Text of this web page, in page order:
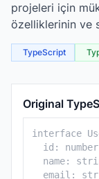
projeleri için
özelliklerinin ve
TypeScript
Original